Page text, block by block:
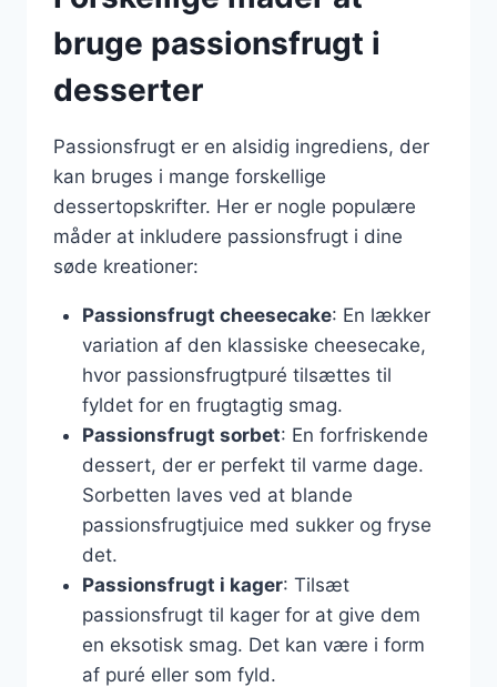
bruge passionsfrugt i
desserter
Passionsfrugt er en alsidig ingrediens, der
kan bruges i mange forskellige
dessertopskrifter. Her er nogle populære
måder at inkludere passionsfrugt i dine
søde kreationer:
Passionsfrugt cheesecake: En lækker
variation af den klassiske cheesecake,
hvor passionsfrugtpuré tilsættes til
fyldet for en frugtagtig smag.
Passionsfrugt sorbet: En forfriskende
dessert, der er perfekt til varme dage.
Sorbetten laves ved at blande
passionsfrugtjuice med sukker og fryse
det.
Passionsfrugt i kager: Tilsæt
passionsfrugt til kager for at give dem
en eksotisk smag. Det kan være i form
af puré eller som fyld.